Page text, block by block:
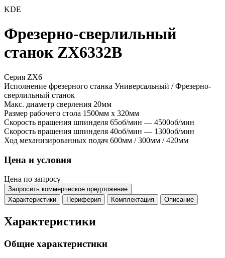
KDE
Фрезерно-сверлильный
станок ZX6332B
Серия ZX6
Исполнение фрезерного станка Универсальный / Фрезерно-
сверлильный станок
Макс. диаметр сверления 20мм
Размер рабочего стола 1500мм x 320мм
Скорость вращения шпинделя 65об/мин — 4500об/мин
Скорость вращения шпинделя 40об/мин — 1300об/мин
Ход механизированных подач 600мм / 300мм / 420мм
Цена и условия
Цена по запросу
Запросить коммерческое предложение
Характеристики
Периферия Комплектация Описание
Характеристики
Общие характеристики